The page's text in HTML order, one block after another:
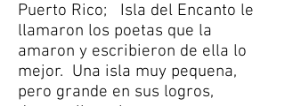
Puerto Rico; Isla del Encanto le
llamaron los poetas que la
amaron y escribieron de ella lo
mejor. Una isla muy pequena,
pero grande en sus logros,